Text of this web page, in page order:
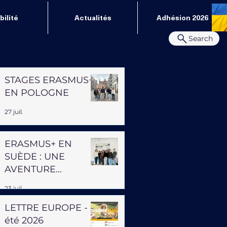
Search
Actualités Adhésion 2026
STAGES ERASMUS+
EN POLOGNE
27 juil.
ERASMUS+ EN
SUÈDE : UNE
AVENTURE
ET HUMAINE
23 juil.
LETTRE EUROPE -
été 2026